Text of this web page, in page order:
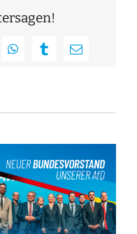
WhatsAppTumblrE-